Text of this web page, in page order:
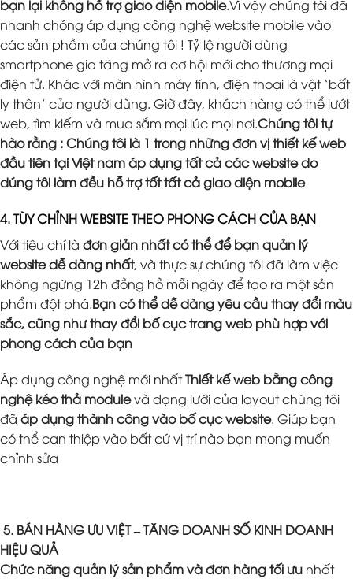
bạn lại không hỗ trợ giao diện mobile.Vì vậy chúng tôi đã
nhanh chóng áp dụng công nghệ website mobile vào
các sản phầm của chúng tôi ! Tỷ lệ người dùng
smartphone gia tăng mở ra cơ hội mới cho thương mại
điện tử. Khác với màn hình máy tính, điện thoại là vật ‘bất
ly thân’ của người dùng. Giờ đây, khách hàng có thể lướt
web, tìm kiếm và mua sắm mọi lúc mọi nơi.Chúng tôi tự
hào rằng : Chúng tôi là 1 trong những đơn vị thiết kế web
đầu tiên tại Việt nam áp dụng tất cả các website do
dúng tôi làm đều hỗ trợ tốt tất cả giao diện mobile
4. TÙY CHỈNH WEBSITE THEO PHONG CÁCH CỦA BẠN
Với tiêu chí là đơn giản nhất có thể để bạn quản lý
website dễ dàng nhất, và thực sự chúng tôi đã làm việc
không ngừng 12h đồng hồ mỗi ngày để tạo ra một sản
phẩm đột phá.Bạn có thể dễ dàng yêu cầu thay đổi màu
sắc, cũng như thay đổi bố cục trang web phù hợp với
phong cách của bạn
Áp dụng công nghệ mới nhấtThiết kế web bằng công
nghệ kéo thả modulevà dạng lưới của layout chúng tôi
đã áp dụng thành công vào bố cục website. Giúp bạn
có thể can thiệp vào bất cứ vị trí nào bạn mong muốn
chỉnh sửa
5. BÁN HÀNG ƯU VIỆT – TĂNG DOANH SỐ KINH DOANH
HIỆU QUẢ
Chức năng quản lý sản phẩm và đơn hàng tối ưu nhất